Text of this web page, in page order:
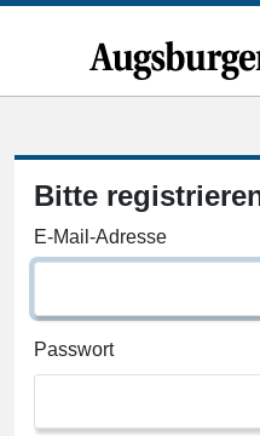
Bitte
E-Mail-Adresse
Passwort